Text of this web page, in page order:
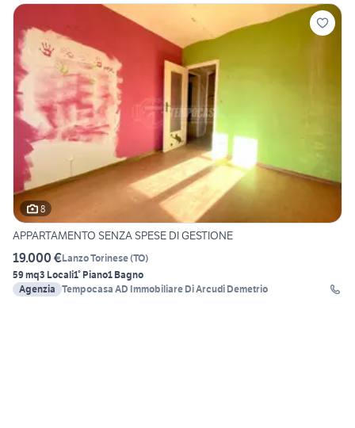
8
APPARTAMENTO SENZA SPESE DI GESTIONE
19.000 €Lanzo Torinese(TO)
59 mq3 Locali1° Piano1 Bagno
Agenzia Tempocasa AD Immobiliare Di Arcudi Demetrio